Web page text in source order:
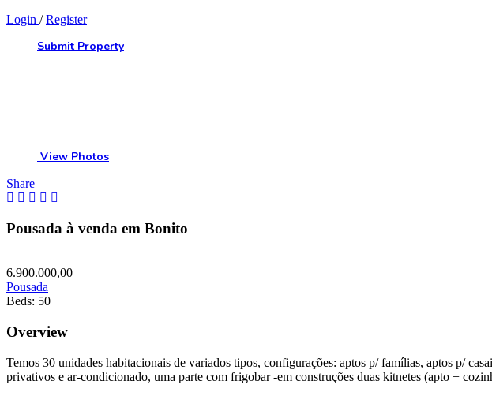
Login /Register
Submit Property
View Photos
Share
Pousada à venda em Bonito
6.900.000,00
Pousada
Beds: 50
Overview
Temos 30 unidades habitacionais de variados tipos, configurações: aptos p/ famílias, aptos p/
privativos e ar-condicionado, uma parte com frigobar -em construções duas kitnetes (apto +